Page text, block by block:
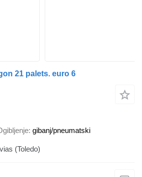
21 palets. euro 6
gibanj/pneumatski
(Toledo)